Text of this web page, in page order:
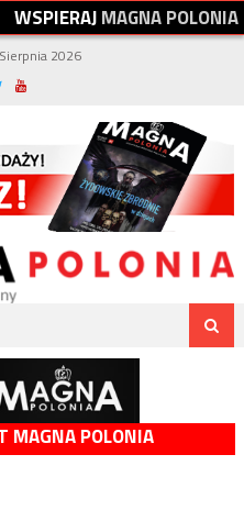
WSPIERAJMAGNAPOLONIA
2026
MAGNA POLONIA